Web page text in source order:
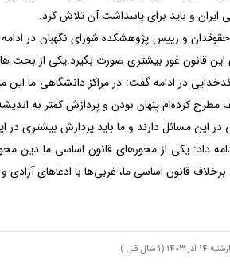
ایران و باید برای پاسداشت آن تلاش کرد.
و رییس پژوهشکده شورای نگهبان در
این قانون غور بیشتری صورت بگیرد.یکی از بحث
در ادامه گفت: در مراکز دانشگاهی ما
مطرح کرده‌ام پنهان بودن و پردازش کمتر به
در این مسائل دارند و ما باید پردازش بیشتری در
داد: یکی از محورهای قانون اساسی ما دین
قانون اساسی ما، غربی‌ها با ادعاهای
1403 (1 سال قبل )